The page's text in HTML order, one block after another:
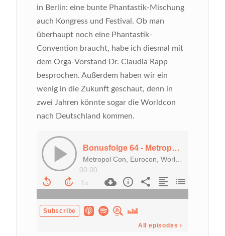
in Berlin: eine bunte Phantastik-Mischung
auch Kongress und Festival. Ob man
überhaupt noch eine Phantastik-
Convention braucht, habe ich diesmal mit
dem Orga-Vorstand Dr. Claudia Rapp
besprochen. Außerdem haben wir ein
wenig in die Zukunft geschaut, denn in
zwei Jahren könnte sogar die Worldcon
nach Deutschland kommen.